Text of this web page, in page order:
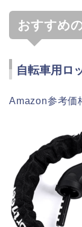
おすすめ
自転車用ロ
Amazon参考価